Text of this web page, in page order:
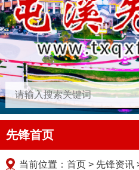
先锋首页
当前位置： 首页 > 先锋资讯